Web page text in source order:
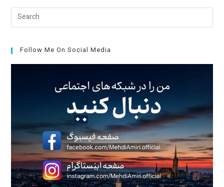
the
Follow Me On Social Media